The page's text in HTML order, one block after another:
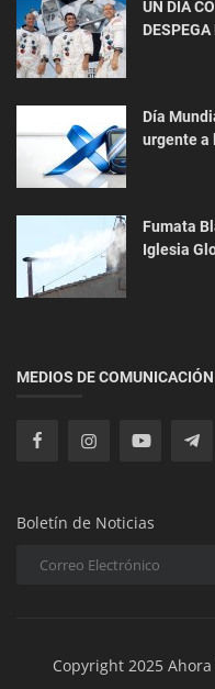
Economía
Presiones en los
Análisis de los
UN DÍA
Día
urgente a
Fumata
Iglesia
MEDIOS DE
Boletín de Noticias
Copyright 2025